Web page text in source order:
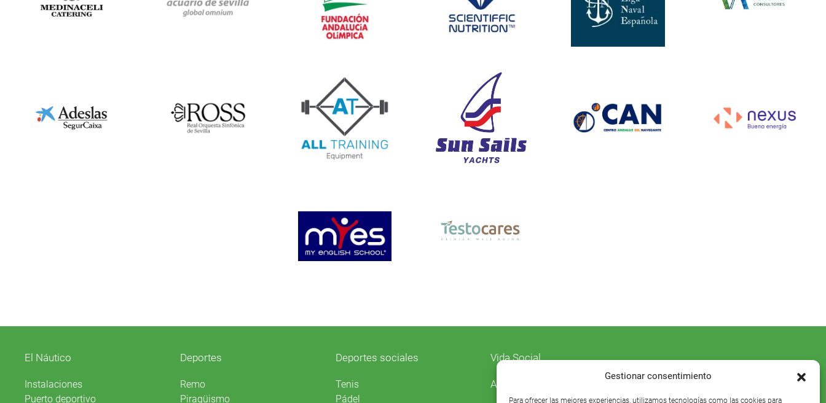
Gestionar consentimiento
Para ofrecer las mejores experiencias, utilizamos tecnologías como las cookies para
El Náutico
Instalaciones
Puerto deportivo
Deportes
Remo
Piragüismo
Deportes sociales
Tenis
Pádel
Vida Social
Agenda